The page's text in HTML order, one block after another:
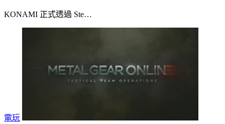
KONAMI 正式透過 Ste…
電玩